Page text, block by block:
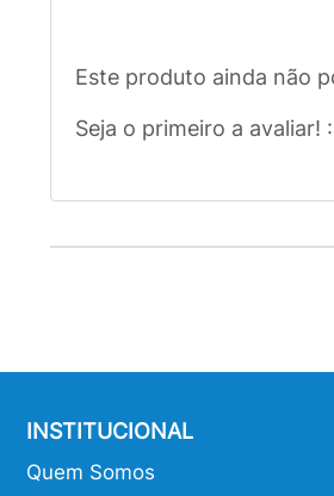
Este produto ainda não
Seja o primeiro a avaliar!
INSTITUCIONAL
Quem Somos